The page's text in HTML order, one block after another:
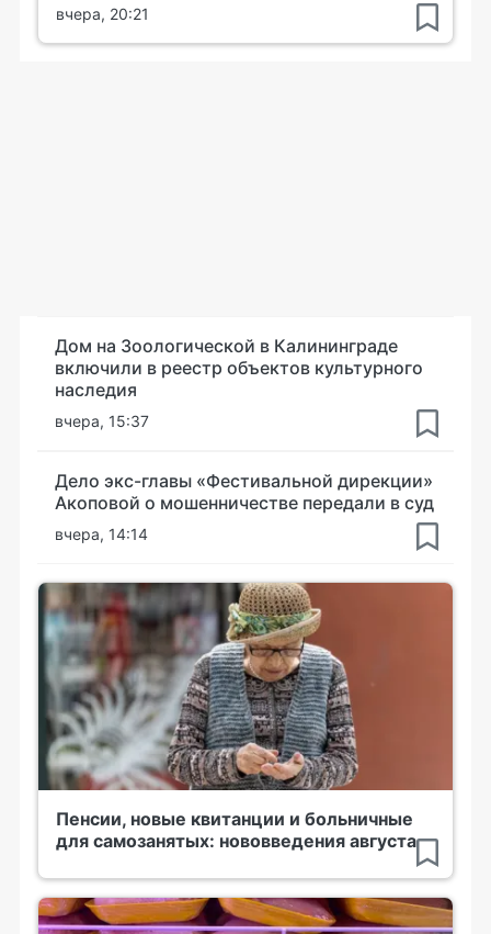
вчера, 20:21
Дом на Зоологической в Калининграде
включили в реестр объектов культурного
наследия
вчера, 15:37
Дело экс-главы «Фестивальной дирекции»
Акоповой о мошенничестве передали в суд
вчера, 14:14
Пенсии, новые квитанции и больничные
для самозанятых: нововведения августа